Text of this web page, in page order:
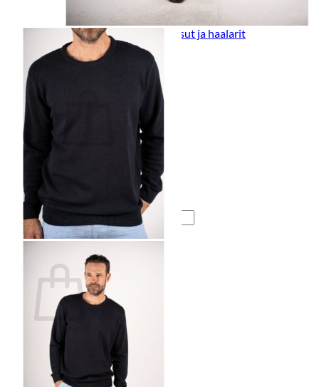
Lasten takit
Ulkoilupuvut, housut ja haalarit
Ostoskori on tyhjä.
Takaisin kauppaan
Etsi:
Ostoskori on tyhjä.
Takaisin kauppaan